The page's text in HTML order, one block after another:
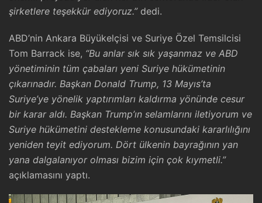
şirketlere teşekkür ediyoruz.”dedi.
ABD’nin Ankara Büyükelçisi ve Suriye Özel Temsilcisi
Tom Barrack ise, “Bu anlar sık sık yaşanmaz ve ABD
yönetiminin tüm çabaları yeni Suriye hükümetinin
çıkarınadır. Başkan Donald Trump, 13 Mayıs’ta
Suriye’ye yönelik yaptırımları kaldırma yönünde cesur
bir karar aldı. Başkan Trump’ın selamlarını iletiyorum ve
Suriye hükümetini destekleme konusundaki kararlılığını
yeniden teyit ediyorum. Dört ülkenin bayrağının yan
yana dalgalanıyor olması bizim için çok kıymetli.”
açıklamasını yaptı.